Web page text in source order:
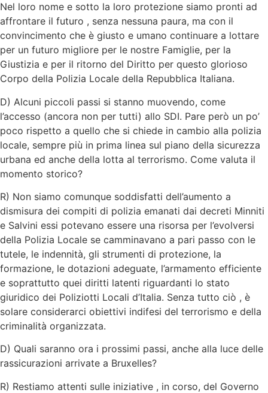
Nel loro nome e sotto la loro protezione siamo pronti ad
affrontare il futuro , senza nessuna paura, ma con il
convincimento che è giusto e umano continuare a lottare
per un futuro migliore per le nostre Famiglie, per la
Giustizia e per il ritorno del Diritto per questo glorioso
Corpo della Polizia Locale della Repubblica Italiana.
D) Alcuni piccoli passi si stanno muovendo, come
l’accesso (ancora non per tutti) allo SDI. Pare però un po’
poco rispetto a quello che si chiede in cambio alla polizia
locale, sempre più in prima linea sul piano della sicurezza
urbana ed anche della lotta al terrorismo. Come valuta il
momento storico?
R) Non siamo comunque soddisfatti dell’aumento a
dismisura dei compiti di polizia emanati dai decreti Minniti
e Salvini essi potevano essere una risorsa per l’evolversi
della Polizia Locale se camminavano a pari passo con le
tutele, le indennità, gli strumenti di protezione, la
formazione, le dotazioni adeguate, l’armamento efficiente
e soprattutto quei diritti latenti riguardanti lo stato
giuridico dei Poliziotti Locali d’Italia. Senza tutto ciò , è
solare considerarci obiettivi indifesi del terrorismo e della
criminalità organizzata.
D) Quali saranno ora i prossimi passi, anche alla luce delle
rassicurazioni arrivate a Bruxelles?
R) Restiamo attenti sulle iniziative , in corso, del Governo